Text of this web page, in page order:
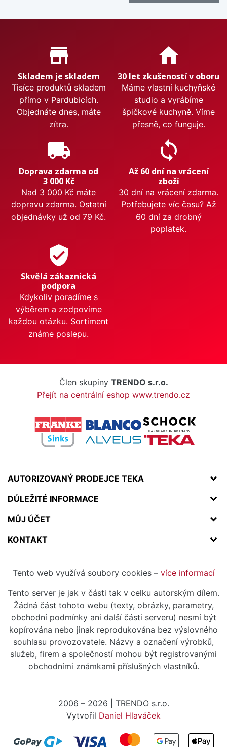
Proč nakupovat u nás?
store_mall_directory
Skladem je skladem
Tisíce produktů skladem
přímo v Pardubicích.
Objednáte dnes, máte
zítra.
home
30 let zkušeností v oboru
Máme vlastní kuchyňské
studio a vyrábíme
špičkové kuchyně. Víme
přesně, co funguje.
local_shipping
Doprava zdarma od
3 000 Kč
Nad 3 000 Kč máte
dopravu zdarma. Ostatní
objednávky už od 79 Kč.
sync
Až 60 dní na vrácení
zboží
30 dní na vrácení zdarma.
Potřebujete víc času? Až
60 dní za drobný
poplatek.
verified_user
Skvělá zákaznická
podpora
Kdykoliv poradíme s
výběrem a zodpovíme
každou otázku. Sortiment
známe poslepu.
Člen skupiny TRENDO s.r.o.
Přejít na centrální eshop www.trendo.cz
AUTORIZOVANÝ PRODEJCE TEKA
DŮLEŽITÉ INFORMACE
MŮJ ÚČET
KONTAKT
Tento web využívá soubory cookies – více informací
Tento server je jak v části tak v celku autorským dílem.
Žádná část tohoto webu (texty, obrázky, parametry,
obchodní podmínky ani další části serveru) nesmí být
kopírována nebo jinak reprodukována bez výslovného
souhlasu provozovatele. Názvy a označení výrobků,
služeb, firem a společností mohou být registrovanými
obchodními známkami příslušných vlastníků.
2006 – 2026 | TRENDO s.r.o.
Vytvořil Daniel Hlaváček